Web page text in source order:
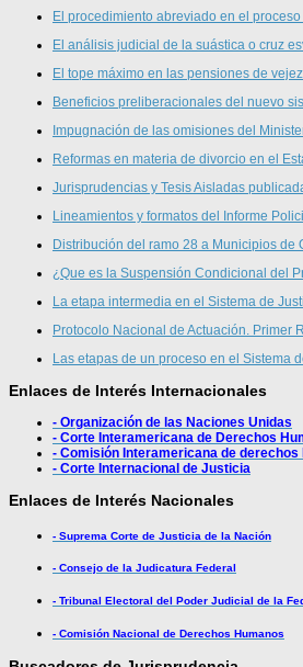
El procedimiento abreviado en el
El análisis judicial de la suástica o cruz
El tope máximo en las pensiones de
Beneficios preliberacionales del nuevo
Impugnación de las omisiones del
Reformas en materia de divorcio en el
Jurisprudencias y Tesis Aisladas
Lineamientos y formatos del Informe
Distribución del ramo 28 a Municipios de
¿Que es la Suspensión Condicional del
La etapa intermedia en el Sistema de
Protocolo Nacional de Actuación. Primer
Las etapas de un proceso en el Sistema
Enlaces de Interés Internacionales
- Organización de las Naciones Unidas
- Corte Interamericana de Derechos
- Comisión Interamericana de derechos
- Corte Internacional de Justicia
Enlaces de Interés Nacionales
- Suprema Corte de Justicia de la Nación
- Consejo de la Judicatura Federal
- Tribunal Electoral del Poder Judicial de la
- Comisión Nacional de Derechos Humanos